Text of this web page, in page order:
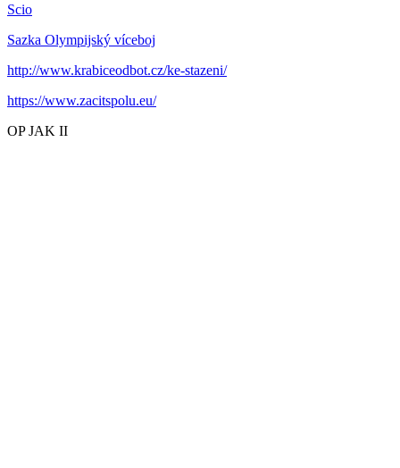
Scio
Sazka Olympijský víceboj
http://www.krabiceodbot.cz/ke-stazeni/
https://www.zacitspolu.eu/
OP JAK II